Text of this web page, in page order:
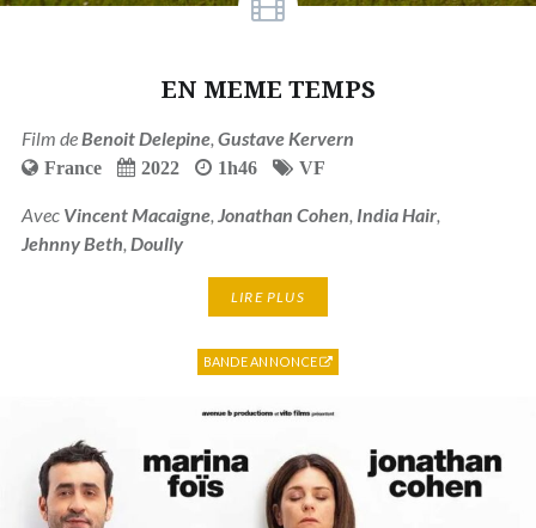
EN MEME TEMPS
Film deBenoit Delepine, Gustave Kervern
France 2022 1h46 VF
Avec Vincent Macaigne, Jonathan Cohen, India Hair,
Jehnny Beth, Doully
LIRE PLUS
BANDE ANNONCE